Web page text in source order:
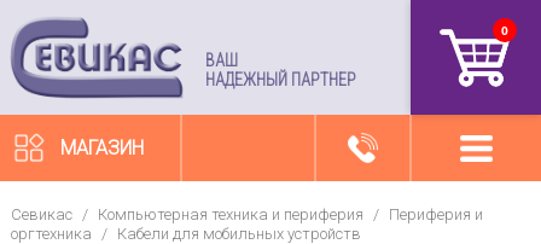
ВАШ
НАДЕЖНЫЙ ПАРТНЕР
0
МАГАЗИН
Севикас / Компьютерная техника и периферия /
Периферия и
оргтехника / Кабели для мобильных устройств